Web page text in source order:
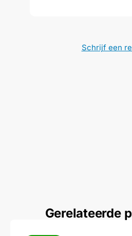
Schrijf een
Gerelateerde